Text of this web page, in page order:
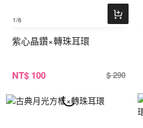
1/6
紫心晶鑽×轉珠耳環
NT$ 100 $ 290